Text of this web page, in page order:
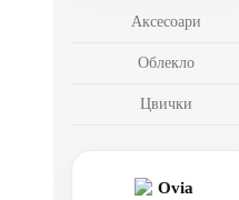
Аксесоари
Облекло
Цвички